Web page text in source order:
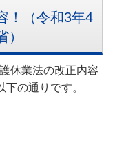
！（令和3年4
休業法の改正内容
の通りです。